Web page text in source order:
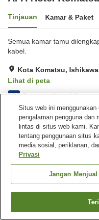
Tinjauan Kamar & Paket
Semua kamar tamu
kabel.
Kota Komatsu,
Lihat di peta
3.9 Sangat baik Ulasan:
Fasilitas properti
Wi-Fi
Mesin penjual otomatis
Jepang
APA Hotel Komatsu
Situs web ini
pengalaman pengguna dan
lintas di situs web kami.
tentang penggunaan situs
media sosial, periklanan,
Privasi
Jangan